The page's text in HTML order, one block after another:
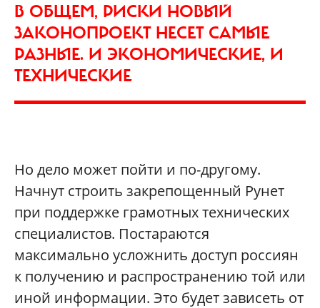
В ОБЩЕМ, РИСКИ НОВЫЙ
ЗАКОНОПРОЕКТ НЕСЕТ САМЫЕ
РАЗНЫЕ. И ЭКОНОМИЧЕСКИЕ, И
ТЕХНИЧЕСКИЕ
Но дело может пойти и по-другому.
Начнут строить закрепощенный Рунет
при поддержке грамотных технических
специалистов. Постараются
максимально усложнить доступ россиян
к получению и распространению той или
иной информации. Это будет зависеть от